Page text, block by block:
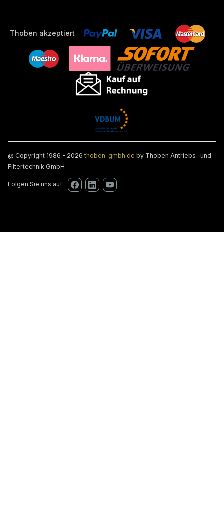
Thoben akzeptiert
@ Copyright 1986 - 2026thoben-gmbh.de by Thoben Antriebs- und
Filtertechnik GmbH
Folgen Sie uns auf